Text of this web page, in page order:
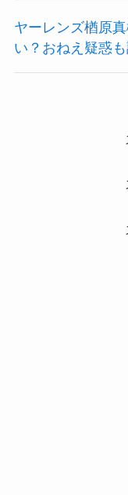
ヤーレンズ楢原
い？おねえ疑惑も